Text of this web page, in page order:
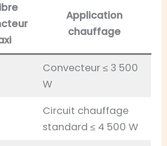
Application
chauffage
Convecteur ≤ 3 500
W
Circuit chauffage
standard ≤ 4 500 W